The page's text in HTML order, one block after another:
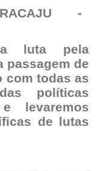
a luta pela
passagem de
com todas as
políticas
levaremos
de lutas